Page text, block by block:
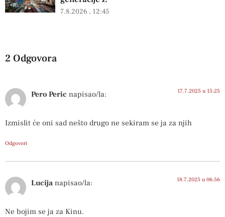
7.8.2026 12:45
2 Odgovora
Pero Peric napisao/la: 17.7.2025 u 15:25
Izmislit će oni sad nešto drugo ne sekiram se ja za njih
Odgovori
Lucija napisao/la: 18.7.2025 u 06:56
Ne bojim se ja za Kinu.